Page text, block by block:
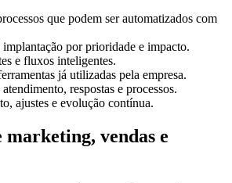
que podem ser automatizados com
implantação por prioridade e impacto.
e fluxos inteligentes.
já utilizadas pela empresa.
respostas e processos.
ajustes e evolução contínua.
marketing, vendas e